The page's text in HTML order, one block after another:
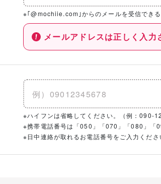
※｢@mochiie.com｣からのメールを受信できる
メールアドレスは正しく入力
※ハイフンは省略してください。（例：090-
※携帯電話番号は「050」「070」「080」「
※日中連絡が取れるお電話番号をご入力くださ